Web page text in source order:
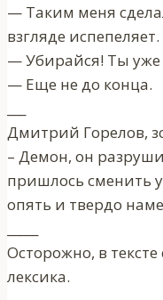
— Таким меня
взгляде испепеляет.
— Убирайся! Ты уже
— Еще не до конца.
Дмитрий Горелов,
– Демон, он
пришлось сменить
опять и твердо
Осторожно, в
лексика.